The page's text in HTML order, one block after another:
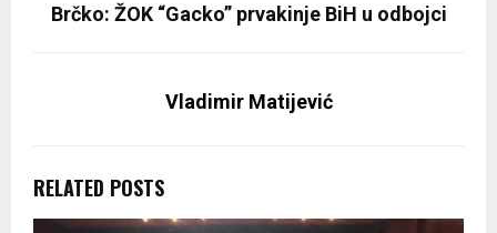
Brčko: ŽOK “Gacko” prvakinje BiH u odbojci
Vladimir Matijević
RELATED POSTS